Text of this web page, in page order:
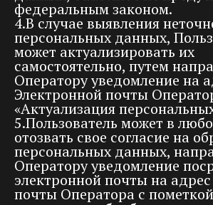
федеральным законом.
4.В случае выявления
персональных данных,
может актуализировать их
самостоятельно, путем
Оператору уведомление на
Электронной почты
«Актуализация
5.Пользователь может в
отозвать свое согласие на
персональных данных,
Оператору уведомление
электронной почты на
почты Оператора с